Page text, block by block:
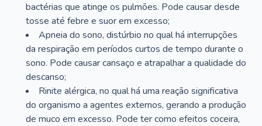
bactérias que atinge os pulmões. Pode causar desde
tosse até febre e suor em excesso;
Apneia do sono, distúrbio no qual há interrupções
da respiração em períodos curtos de tempo durante o
sono. Pode causar cansaço e atrapalhar a qualidade do
descanso;
Rinite alérgica, no qual há uma reação significativa
do organismo a agentes externos, gerando a produção
de muco em excesso. Pode ter como efeitos coceira,